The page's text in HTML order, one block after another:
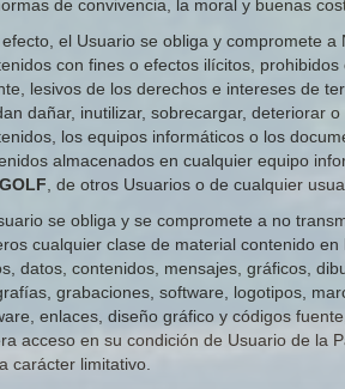
de convivencia, la moral y buenas
efecto, el Usuario se obliga y compromete a
con fines o efectos ilícitos,
lesivos de los derechos e intereses de
dañar, inutilizar, sobrecargar, deteriorar
los equipos informáticos o los
almacenados en cualquier equipo
, de otros Usuarios o de cualquier
se obliga y se compromete a no
cualquier clase de material contenido
datos, contenidos, mensajes, gráficos,
grabaciones, software, logotipos,
enlaces, diseño gráfico y códigos
acceso en su condición de Usuario de la
carácter limitativo.